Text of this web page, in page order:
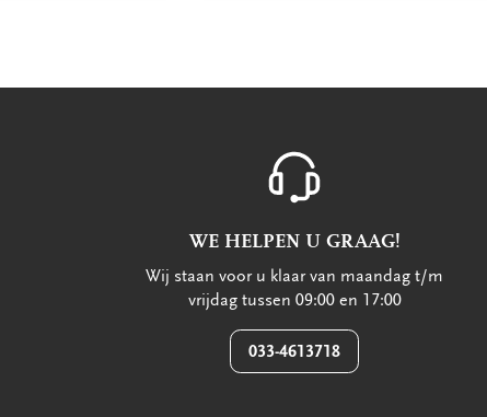
WE HELPEN U GRAAG!
Wij staan voor u klaar van maandag t/m
vrijdag tussen 09:00 en 17:00
033-4613718